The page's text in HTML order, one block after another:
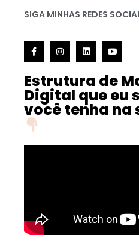
SIGA MINHAS REDES
Estrutura de
Digital que eu
você tenha na